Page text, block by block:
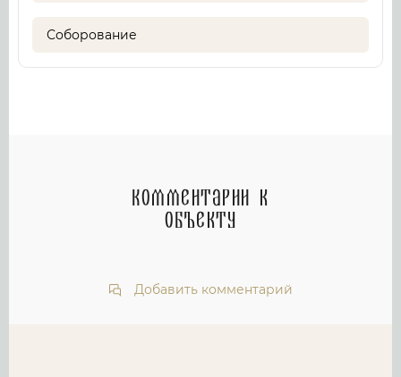
Соборование
Комментарии к
объекту
Добавить комментарий